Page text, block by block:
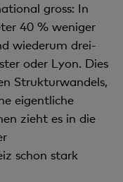
gross: In
40 % weniger
wiederum drei-
oder Lyon. Dies
Strukturwandels,
eigentliche
zieht es in die
schon stark